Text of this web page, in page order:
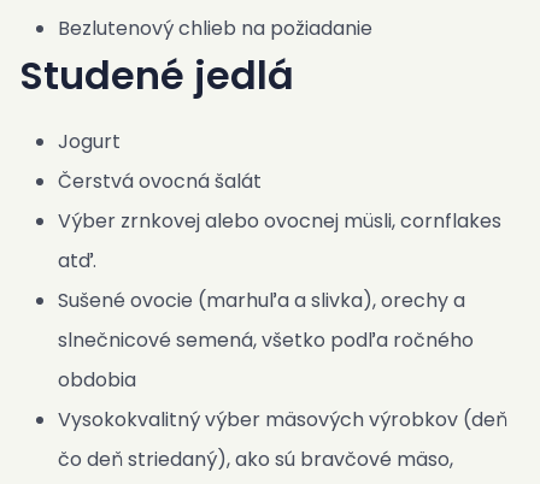
Bezlutenový chlieb na požiadanie
Studené jedlá
Jogurt
Čerstvá ovocná šalát
Výber zrnkovej alebo ovocnej müsli, cornflakes
atď.
Sušené ovocie (marhuľa a slivka), orechy a
slnečnicové semená, všetko podľa ročného
obdobia
Vysokokvalitný výber mäsových výrobkov (deň
čo deň striedaný), ako sú bravčové mäso,